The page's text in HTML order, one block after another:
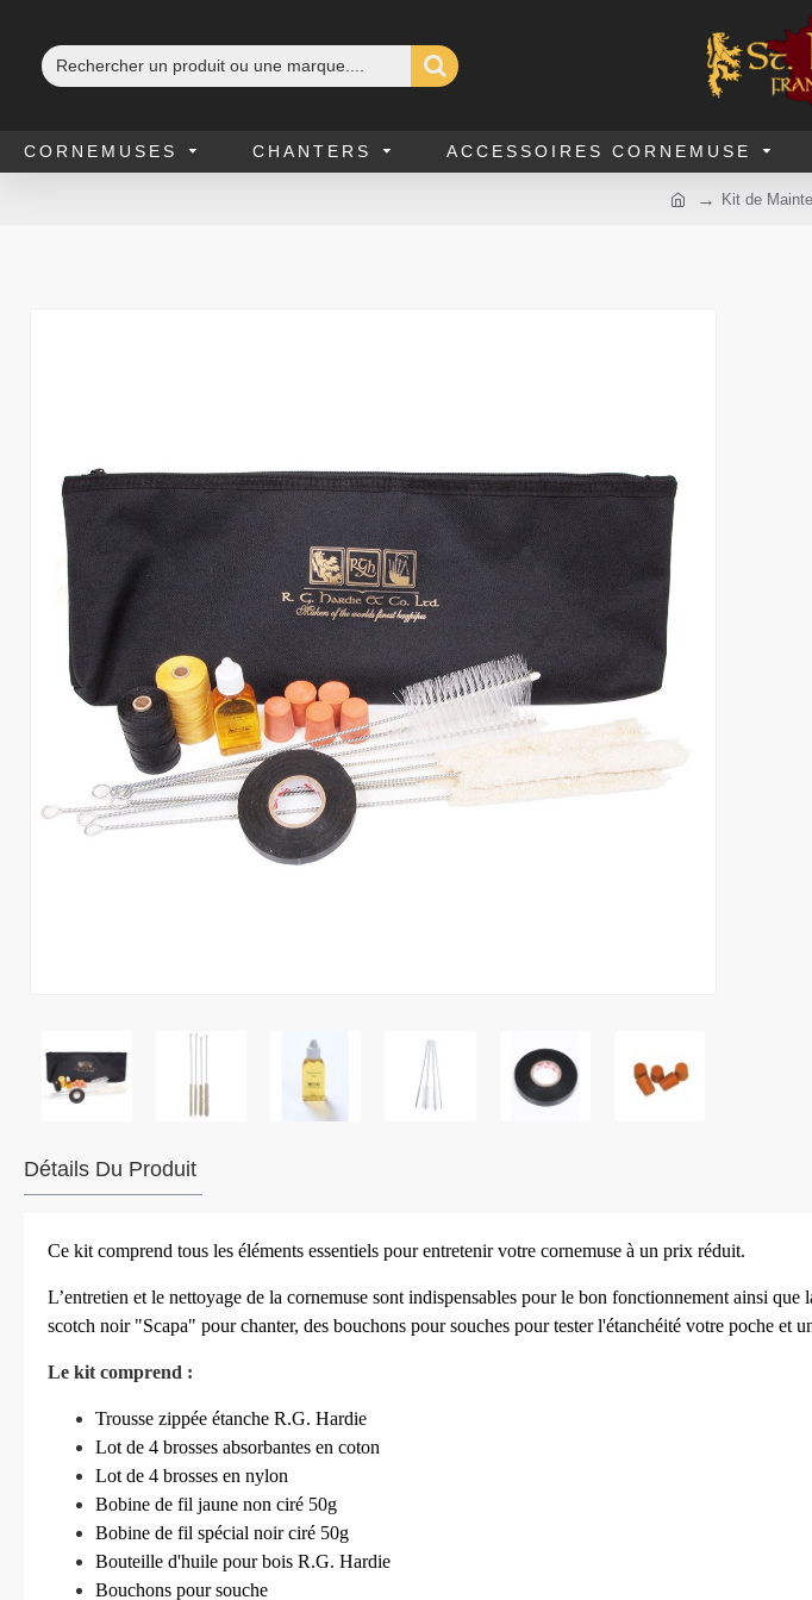
CORNEMUSES CHANTERS ACCESSOIRES CORNEMUSE
Kit de
Détails Du Produit
Ce kit comprend tous les éléments essentiels pour entretenir votre cornemuse à un prix réduit.
L’entretien et le nettoyage de la cornemuse sont indispensables pour le bon fonctionnement ainsi
scotch noir "Scapa" pour chanter, des bouchons pour souches pour tester l'étanchéité votre poche et
Le kit comprend :
Trousse zippée étanche R.G. Hardie
Lot de 4 brosses absorbantes en coton
Lot de 4 brosses en nylon
Bobine de fil jaune non ciré 50g
Bobine de fil spécial noir ciré 50g
Bouteille d'huile pour bois R.G. Hardie
Bouchons pour souche